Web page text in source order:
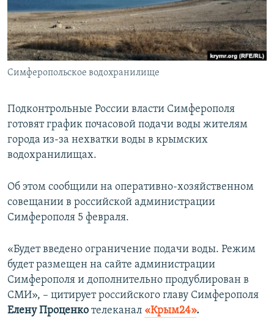
ПОБЕДИТЕЛЕЙ НЕ СУДЯТ?
КРЫМ.НЕПОКОРЕННЫЙ
ELIFBE
УКРАИНСКАЯ ПРОБЛЕМА КРЫМА
ПРИСОЕДИНЯЙТЕСЬ!
Симферопольское водохранилище
Подконтрольные России власти Симферополя
готовят график почасовой подачи воды жителям
города из-за нехватки воды в крымских
водохранилищах.
Об этом сообщили на оперативно-хозяйственном
совещании в российской администрации
Симферополя 5 февраля.
«Будет введено ограничение подачи воды. Режим
будет размещен на сайте администрации
Симферополя и дополнительно продублирован в
СМИ», – цитирует российского главу Симферополя
Елену Проценко телеканал «Крым24».